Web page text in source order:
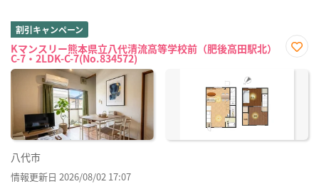
割引キャンペーン
Kマンスリー熊本県立八代清流高等学校前（肥後高田駅北）
C-7・2LDK-C-7(No.834572)
に入
八代市
情報更新日 2026/08/02 17:07